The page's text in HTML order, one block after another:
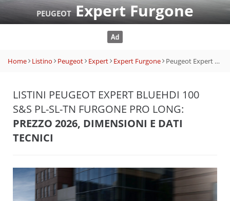
PEUGEOTExpert Furgone
Home Listino Peugeot Expert Expert Furgone Peugeot Expert BlueHDi 100 S&S PL-SL-TN Furgone Pro Long
LISTINI PEUGEOT EXPERT BLUEHDI 100
S&S PL-SL-TN FURGONE PRO LONG:
PREZZO 2026, DIMENSIONI E DATI
TECNICI